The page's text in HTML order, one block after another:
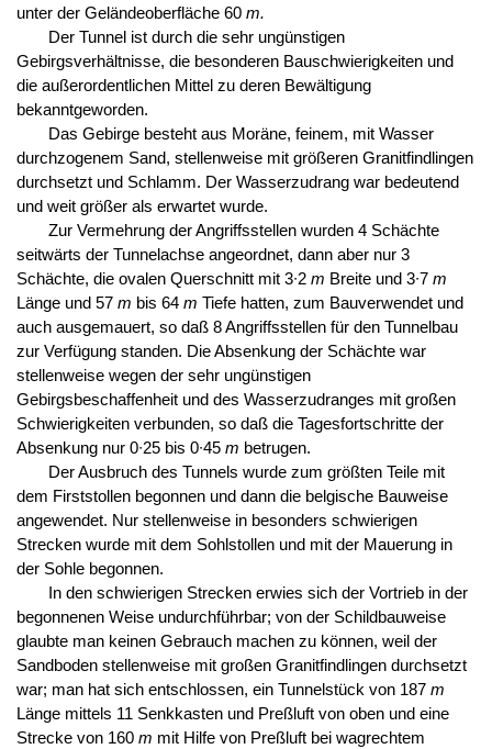
unter der Geländeoberfläche 60 m.
Der Tunnel ist durch die sehr ungünstigen
Gebirgsverhältnisse, die besonderen Bauschwierigkeiten und
die außerordentlichen Mittel zu deren Bewältigung
bekanntgeworden.
Das Gebirge besteht aus Moräne, feinem, mit Wasser
durchzogenem Sand, stellenweise mit größeren Granitfindlingen
durchsetzt und Schlamm. Der Wasserzudrang war bedeutend
und weit größer als erwartet wurde.
Zur Vermehrung der Angriffsstellen wurden 4 Schächte
seitwärts der Tunnelachse angeordnet, dann aber nur 3
Schächte, die ovalen Querschnitt mit 3∙2 m Breite und 3∙7 m
Länge und 57 m bis 64 m Tiefe hatten, zum Bauverwendet und
auch ausgemauert, so daß 8 Angriffsstellen für den Tunnelbau
zur Verfügung standen. Die Absenkung der Schächte war
stellenweise wegen der sehr ungünstigen
Gebirgsbeschaffenheit und des Wasserzudranges mit großen
Schwierigkeiten verbunden, so daß die Tagesfortschritte der
Absenkung nur 0∙25 bis 0∙45 m betrugen.
Der Ausbruch des Tunnels wurde zum größten Teile mit
dem Firststollen begonnen und dann die belgische Bauweise
angewendet. Nur stellenweise in besonders schwierigen
Strecken wurde mit dem Sohlstollen und mit der Mauerung in
der Sohle begonnen.
In den schwierigen Strecken erwies sich der Vortrieb in der
begonnenen Weise undurchführbar; von der Schildbauweise
glaubte man keinen Gebrauch machen zu können, weil der
Sandboden stellenweise mit großen Granitfindlingen durchsetzt
war; man hat sich entschlossen, ein Tunnelstück von 187 m
Länge mittels 11 Senkkasten und Preßluft von oben und eine
Strecke von 160 m mit Hilfe von Preßluft bei wagrechtem